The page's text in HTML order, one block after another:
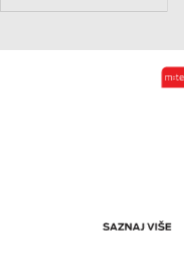
Svjetski novčani poredak – Petrodolar